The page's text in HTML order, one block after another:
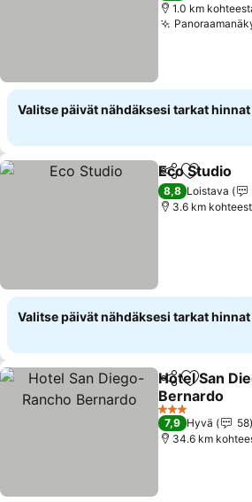
1.0 km
Valitse päivät nähdäksesi tarkat hinnat
Jaa Lisää
Eco Studio
8,8 Loistava
3.6 km
Valitse päivät nähdäksesi tarkat hinnat
Jaa Lisää
Hotel San
Bernardo
3 Tähtiluokitus
7,9 Hyvä
58
34.6 km